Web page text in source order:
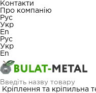
Контакти
Про компанію
Рус
Укр
En
Рус
Укр
En
Кріплення та кріпильна